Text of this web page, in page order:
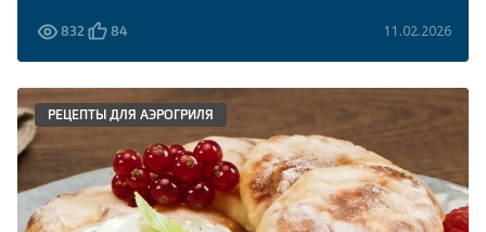
832 84 11.02.2026
РЕЦЕПТЫ ДЛЯ АЭРОГРИЛЯ